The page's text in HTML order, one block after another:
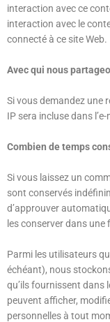
interaction avec ce
interaction avec le
connecté à ce site Web.
Avec qui nous
Si vous demandez une
IP sera incluse dans
Combien de temps
Si vous laissez un
sont conservés
d’approuver
les conserver dans une
Parmi les utilisateurs
échéant), nous
qu’ils fournissent dans
peuvent afficher,
personnelles à tout